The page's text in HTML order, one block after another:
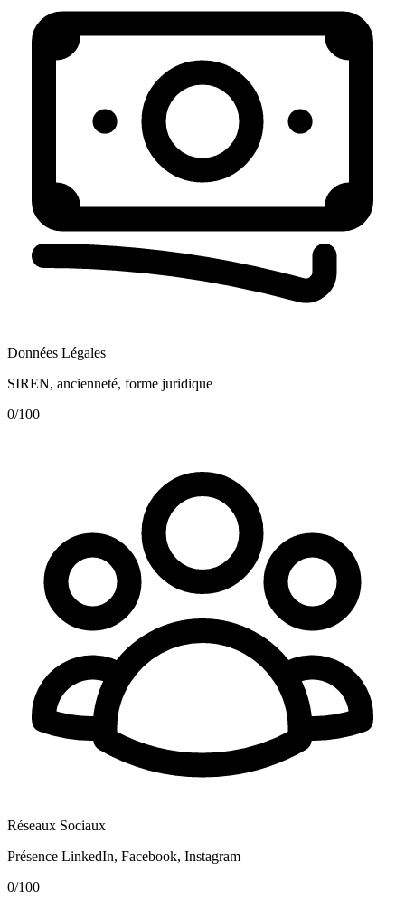
Données Légales
SIREN, ancienneté, forme juridique
0/100
Réseaux Sociaux
Présence LinkedIn, Facebook, Instagram
0/100